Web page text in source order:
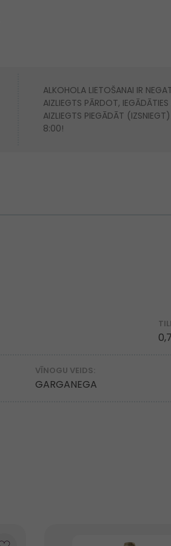
ALKOHOLA LIETOŠANAI IR
AIZLIEGTS PĀRDOT,
AIZLIEGTS PIEGĀDĀT
8:00!
VĪNOGU VEIDS:
GARGANEGA